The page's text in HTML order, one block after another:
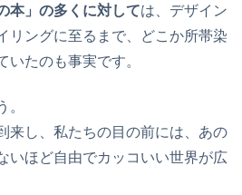
本」の多くに対しては、デザイン
リングに至るまで、どこか所帯染
いたのも事実です。
。
来し、私たちの目の前には、あの
いほど自由でカッコいい世界が広